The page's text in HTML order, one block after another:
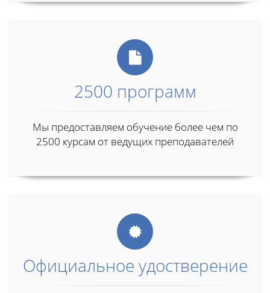
2500 программ
Мы предоставляем обучение более чем по
2500 курсам от ведущих преподавателей
Официальное удостверение